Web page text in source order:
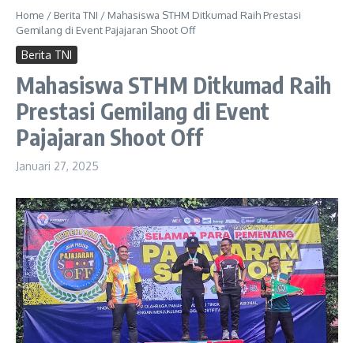
Home / Berita TNI / Mahasiswa STHM Ditkumad Raih Prestasi
Gemilang di Event Pajajaran Shoot Off
Berita TNI
Mahasiswa STHM Ditkumad Raih
Prestasi Gemilang di Event
Pajajaran Shoot Off
Januari 27, 2025